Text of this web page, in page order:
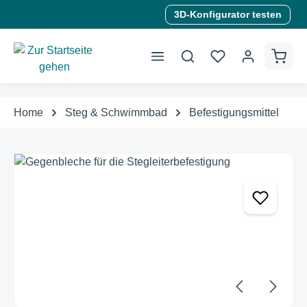
3D-Konfigurator testen
Home Steg & Schwimmbad Befestigungsmittel
Bildergalerie überspringen